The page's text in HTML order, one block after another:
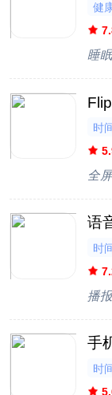
健
睡
时
全
语
时
播
手
时